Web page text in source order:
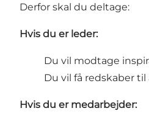
Derfor skal du deltage:
Hvis du er leder:
Du vil modtage
Du vil få redskaber
Hvis du er medarbejder: